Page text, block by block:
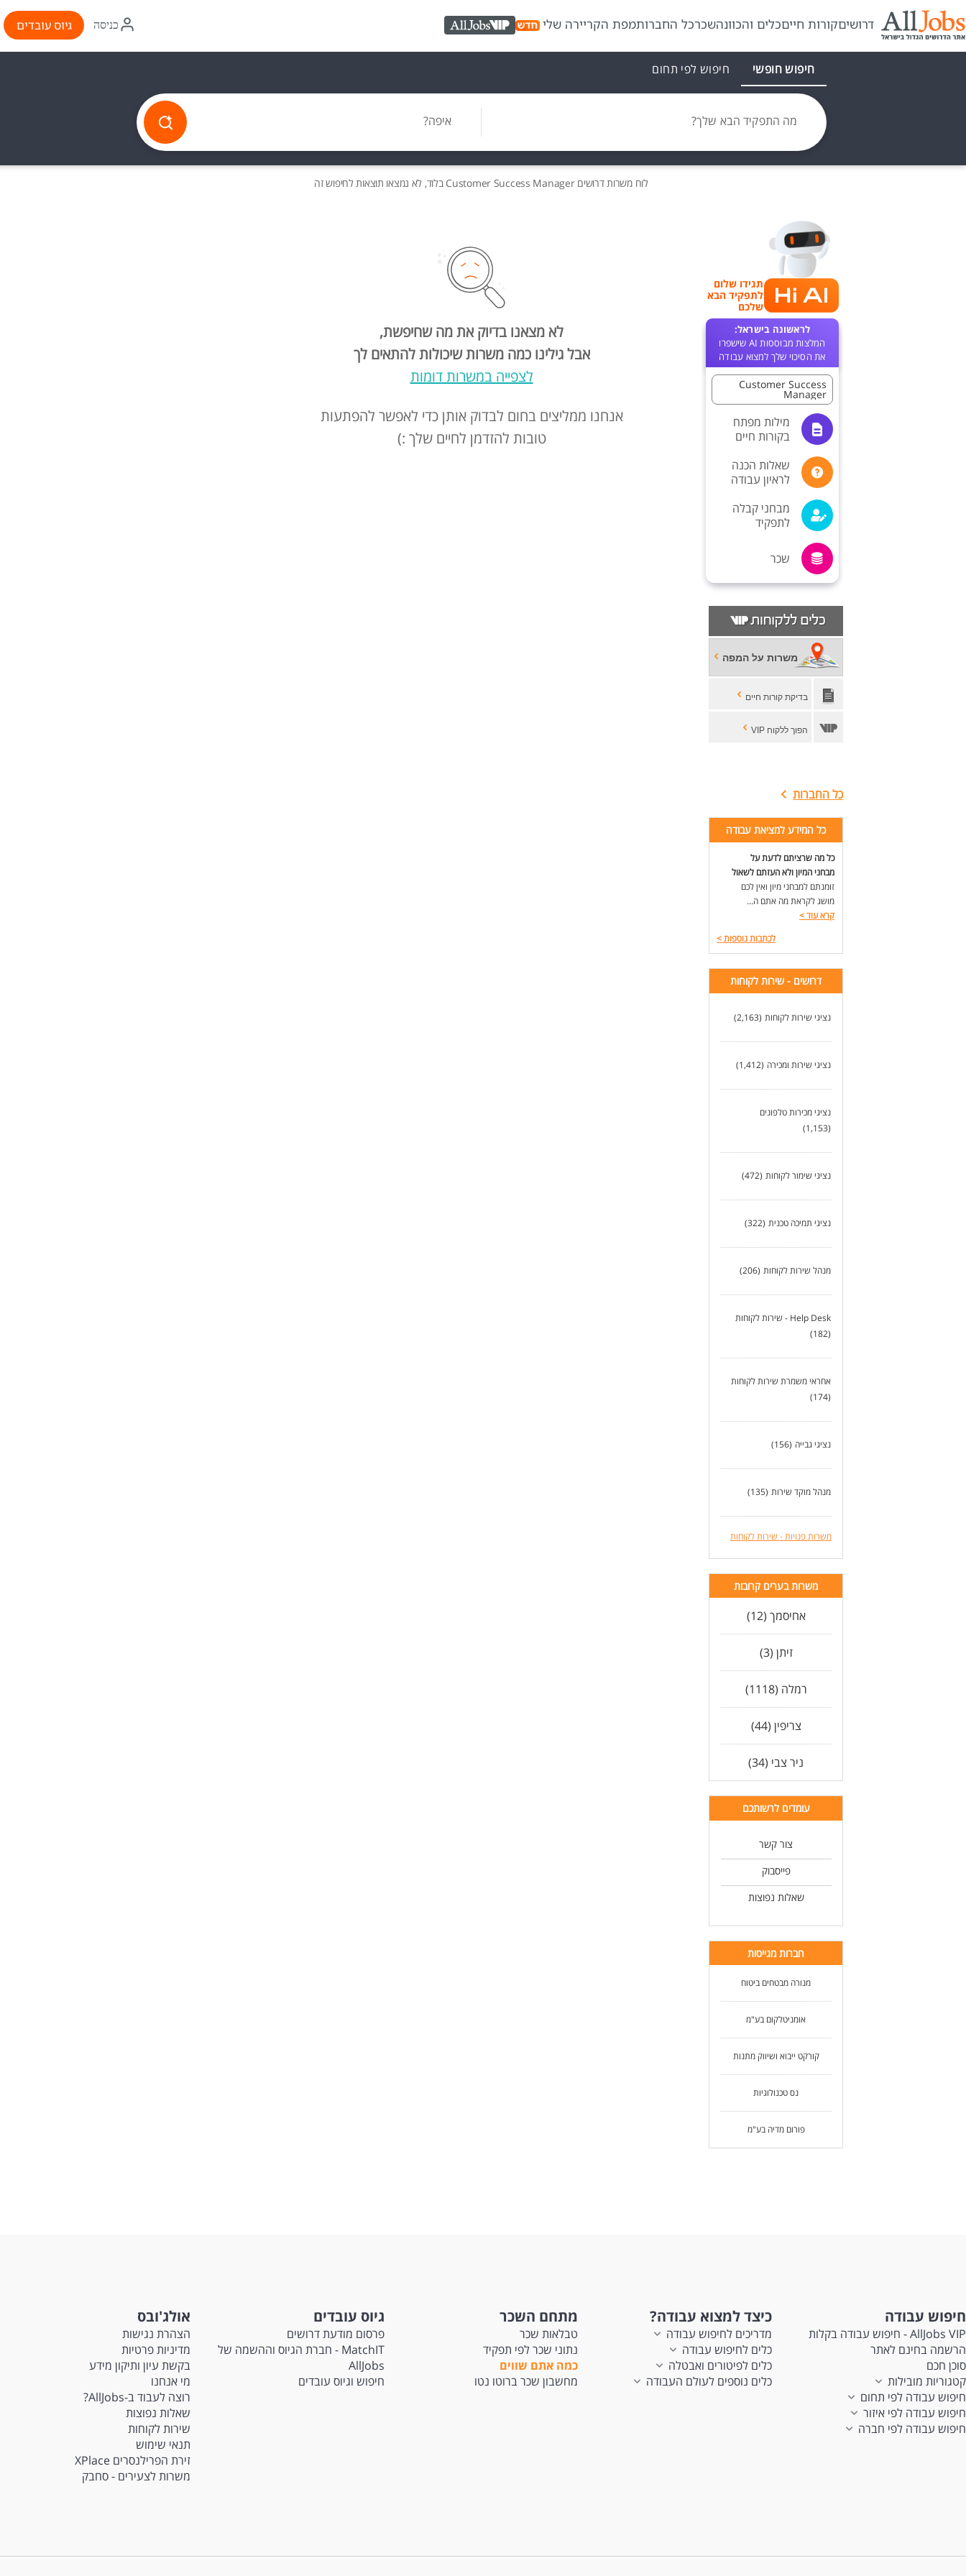
דרושיםקורות חייםכלים והכוונהשכרכל החברותמפת הקריירה שלי AllJobs VIP
איקון
התחברות
כניסה גיוס עובדים
חיפוש חופשי חיפוש לפי תחום
מה התפקיד הבא שלך? איפה?
לוח משרותדרושים Customer Success Manager בלוד, לא נמצאו תוצאות לחיפוש זה
תגידו שלום
לתפקיד הבא
שלכם
לראשונה בישראל:
המלצות מבוססות AI שישפרו
את הסיכוי שלך למצוא עבודה
Customer Success
Manager
מילות מפתח
בקורות חיים
שאלות הכנה
לראיון עבודה
מבחני קבלה
לתפקיד
שכר
משרות על המפה
בדיקת קורות חיים
הפוך ללקוח VIP
כל החברות
כל המידע למציאת עבודה
כל מה שרציתם לדעת על
מבחני המיון ולא העזתם לשאול
זומנתם למבחני מיון ואין לכם
מושג לקראת מה אתם ה...
קרא עוד>
לכתבות נוספות>
דרושים - שירות לקוחות
נציגי שירות לקוחות (2,163)
נציגי שירות ומכירה (1,412)
נציגי מכירות טלפונים
(1,153)
נציגי שימור לקוחות (472)
נציגי תמיכה טכנית (322)
מנהל שירות לקוחות (206)
Help Desk - שירות לקוחות
(182)
אחראי משמרת שירות לקוחות
(174)
נציגי גבייה (156)
מנהל מוקד שירות (135)
משרות פנויות - שירות לקוחות
משרות בערים קרובות
אחיסמך (12)
זיתן (3)
רמלה (1118)
צריפין (44)
ניר צבי (34)
עומדים לרשותכם
צור קשר
פייסבוק
שאלות נפוצות
חברות מגייסות
מנורה מבטחים ביטוח
אומניטלקום בע"מ
קורקט ייבוא ושיווק מתנות
נס טכנולוגיות
פורום מדיה בע"מ
לא מצאנו בדיוק את מה שחיפשת,
אבל גילינו כמה משרות שיכולות להתאים לך
לצפייה במשרות דומות
אנחנו ממליצים בחום לבדוק אותן כדי לאפשר להפתעות
טובות להזדמן לחיים שלך :)
חיפוש עבודה
AllJobs VIP - חיפוש עבודה בקלות
הרשמה בחינם לאתר
סוכן חכם
קטגוריות מובילות
חיפוש עבודה לפי תחום
חיפוש עבודה לפי איזור
חיפוש עבודה לפי חברה
כיצד למצוא עבודה?
מדריכים לחיפוש עבודה
כלים לחיפוש עבודה
כלים לפיטורים ואבטלה
כלים נוספים לעולם העבודה
מתחם השכר
טבלאות שכר
נתוני שכר לפי תפקיד
כמה אתם שווים
מחשבון שכר ברוטו נטו
גיוס עובדים
פרסום מודעת דרושים
MatchIT - חברת הגיוס וההשמה של
AllJobs
חיפוש וגיוס עובדים
אולג'ובס
הצהרת נגישות
מדיניות פרטיות
בקשת עיון ותיקון מידע
מי אנחנו
רוצה לעבוד ב-AllJobs?
שאלות נפוצות
שירות לקוחות
תנאי שימוש
זירת הפרילנסרים XPlace
משרות לצעירים - סחבק